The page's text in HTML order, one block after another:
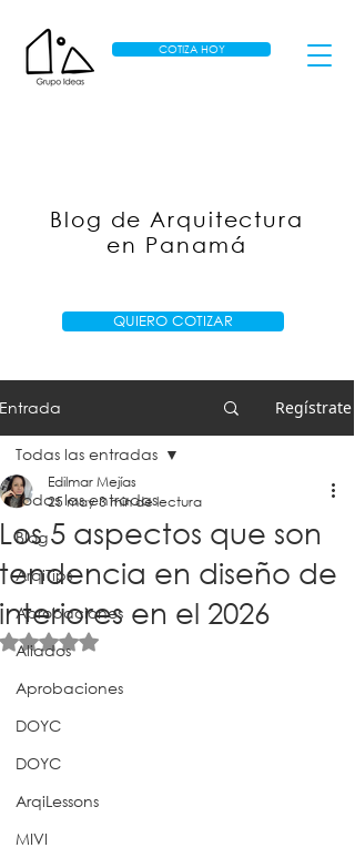
COTIZA HOY
QUIERO COTIZAR
Blog de Arquitectura
en Panamá
Entrada Regístrate
Todas las entradas
Blog
ArqiTips
Aprobaciones
Aliados
Aprobaciones
DOYC
DOYC
ArqiLessons
MIVI
Todas las entradas
Los 5 aspectos que son
tendencia en diseño de
interiores en el 2026
Edilmar Mejías
25 may 3 min de lectura
Obtuvo NaN de 5 estrellas.